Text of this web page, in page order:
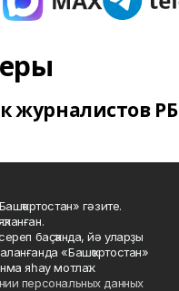
журналистов РБ
гәзите.
баҫҡанда, йә уларҙы
«Башҡортостан»
яһау мотлаҡ.
персональных данных